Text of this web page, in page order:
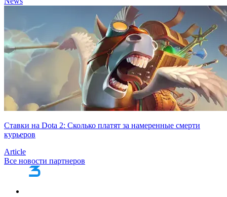
Ставки на Dota 2: Сколько платят за намеренные смерти
курьеров
Article
Все новости партнеров